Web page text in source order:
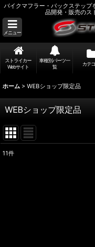
バイクマフラー・バックステッ
品開発・販売のス
メニュー
ストライカー
Webサイト
車種別パーツ一
覧
カテ
ホーム > WEBショップ限定品
WEBショップ限定品
11件